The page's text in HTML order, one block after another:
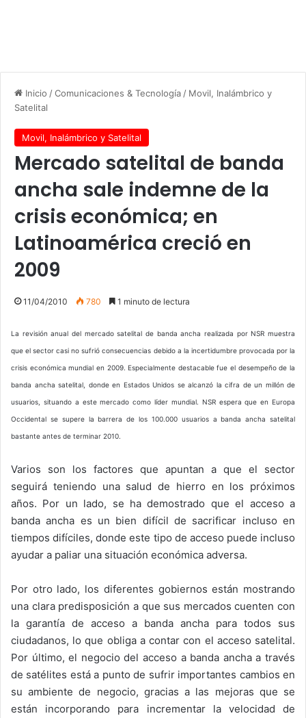
Inicio /Comunicaciones & Tecnología / Movil, Inalámbrico y
Satelital
Movil, Inalámbrico y Satelital
Mercado satelital de banda
ancha sale indemne de la
crisis económica; en
Latinoamérica creció en
2009
11/04/2010 780 1 minuto de lectura
La revisión anual del mercado satelital de banda ancha realizada por NSR muestra
que el sector casi no sufrió consecuencias debido a la incertidumbre provocada por la
crisis económica mundial en 2009. Especialmente destacable fue el desempeño de la
banda ancha satelital, donde en Estados Unidos se alcanzó la cifra de un millón de
usuarios, situando a este mercado como líder mundial. NSR espera que en Europa
Occidental se supere la barrera de los 100.000 usuarios a banda ancha satelital
bastante antes de terminar 2010.
Varios son los factores que apuntan a que el sector
seguirá teniendo una salud de hierro en los próximos
años. Por un lado, se ha demostrado que el acceso a
banda ancha es un bien difícil de sacrificar incluso en
tiempos difíciles, donde este tipo de acceso puede incluso
ayudar a paliar una situación económica adversa.
Por otro lado, los diferentes gobiernos están mostrando
una clara predisposición a que sus mercados cuenten con
la garantía de acceso a banda ancha para todos sus
ciudadanos, lo que obliga a contar con el acceso satelital.
Por último, el negocio del acceso a banda ancha a través
de satélites está a punto de sufrir importantes cambios en
su ambiente de negocio, gracias a las mejoras que se
están incorporando para incrementar la velocidad de